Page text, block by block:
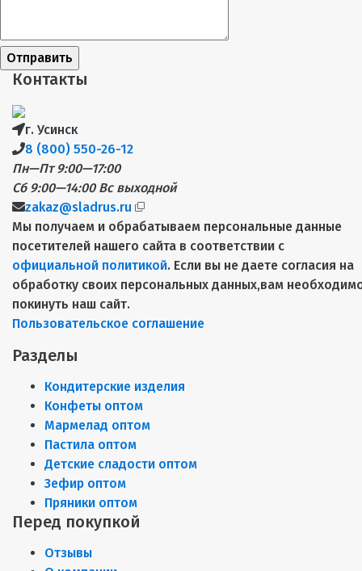
Отправить
Контакты
г. Усинск
8 (800) 550-26-12
Пн—Пт 9:00—17:00
Сб 9:00—14:00 Вс выходной
zakaz@sladrus.ru
Мы получаем и обрабатываем персональные данные
посетителей нашего сайта в соответствии с
официальной политикой. Если вы не даете согласия на
обработку своих персональных данных,вам
покинуть наш сайт.
Пользовательское соглашение
Разделы
Кондитерские изделия
Конфеты оптом
Мармелад оптом
Пастила оптом
Детские сладости оптом
Зефир оптом
Пряники оптом
Перед покупкой
Отзывы